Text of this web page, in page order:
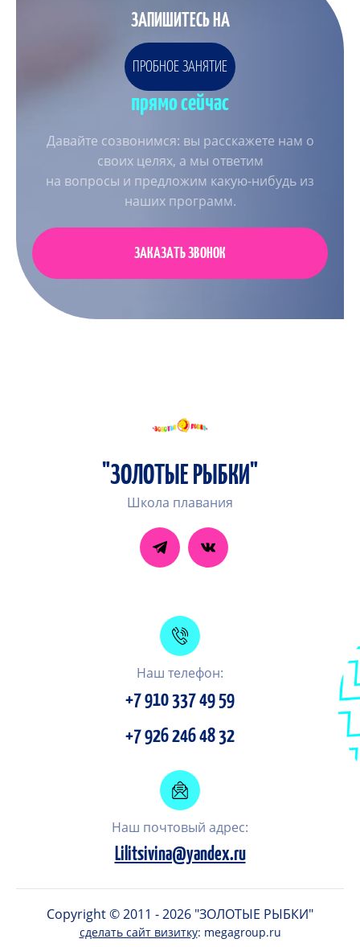
ЗАПИШИТЕСЬ НА
ПРОБНОЕ ЗАНЯТИЕ
прямо сейчас
Давайте созвонимся: вы расскажете нам о
своих целях, а мы ответим
на вопросы и предложим какую-нибудь из
наших программ.
ЗАКАЗАТЬ ЗВОНОК
Наш телефон:
+7 910 337 49 59
+7 926 246 48 32
Наш почтовый адрес:
Lilitsivina@yandex.ru
"ЗОЛОТЫЕ РЫБКИ"
Школа плавания
Copyright © 2011 - 2026 "ЗОЛОТЫЕ РЫБКИ"
сделать сайт визитку: megagroup.ru